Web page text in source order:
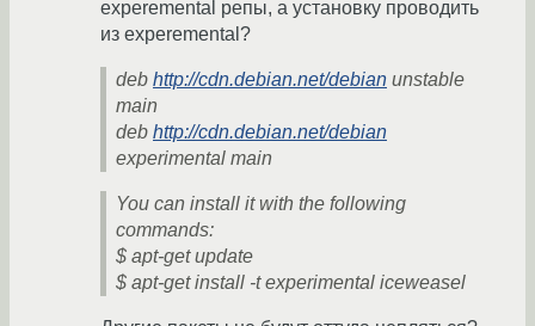
experemental репы, а установку проводить
из experemental?
deb http://cdn.debian.net/debian unstable
main
deb http://cdn.debian.net/debian
experimental main
You can install it with the following
commands:
$ apt-get update
$ apt-get install -t experimental iceweasel